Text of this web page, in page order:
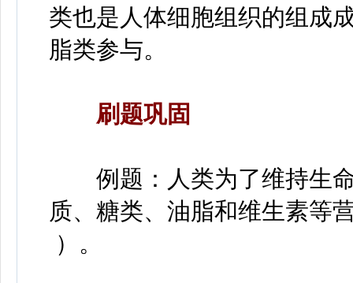
类也是人体细胞组织的组成
脂类参与。
刷题巩固
例题：人类为了维持生命
质、糖类、油脂和维生素等
）。